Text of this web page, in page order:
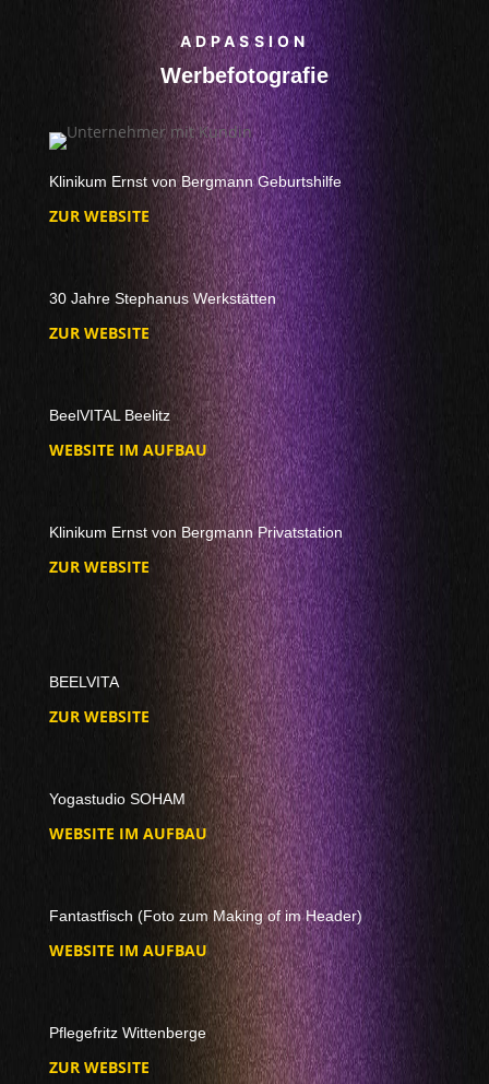
ADPASSION
Werbefotografie
Klinikum Ernst von Bergmann Geburtshilfe
ZUR WEBSITE
30 Jahre Stephanus Werkstätten
ZUR WEBSITE
BeelVITAL Beelitz
WEBSITE IM AUFBAU
Klinikum Ernst von Bergmann Privatstation
ZUR WEBSITE
BEELVITA
ZUR WEBSITE
Yogastudio SOHAM
WEBSITE IM AUFBAU
Fantastfisch (Foto zum Making of im Header)
WEBSITE IM AUFBAU
Pflegefritz Wittenberge
ZUR WEBSITE